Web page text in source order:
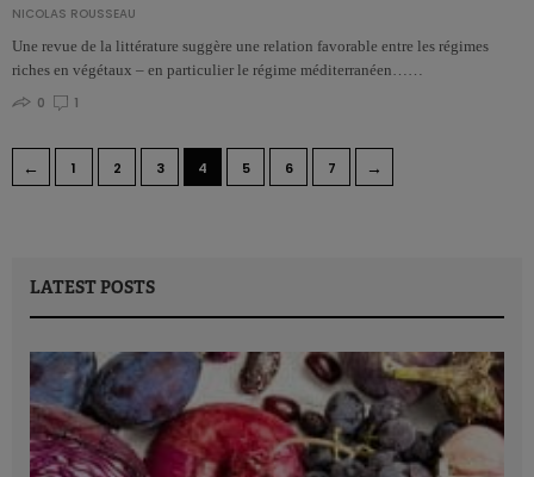
NICOLAS ROUSSEAU
Une revue de la littérature suggère une relation favorable entre les régimes
riches en végétaux – en particulier le régime méditerranéen……
0
1
← 1 2 3 4 5 6 7 →
LATEST POSTS